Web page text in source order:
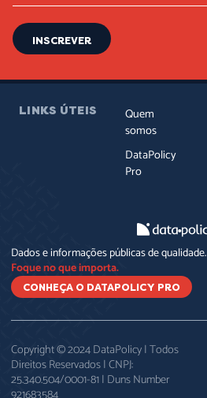
INSCREVER
LINKS ÚTEIS
Quem
somos
DataPolicy
Pro
Dados e informações públicas de qualidade.
Foque no que importa.
CONHEÇA O DATAPOLICY PRO
Copyright © 2024 DataPolicy | Todos
Direitos Reservados | CNPJ:
25.340.504/0001-81 | Duns Number